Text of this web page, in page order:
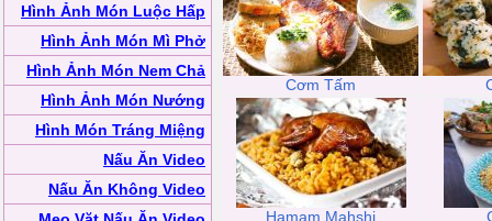
Hình Ảnh Món Luộc Hấp
Hình Ảnh Món Mì Phở
Hình Ảnh Món Nem Chả
Hình Ảnh Món Nướng
Hình Món Tráng Miệng
Nấu Ăn Video
Nấu Ăn Không Video
Cơm Tấm
Hamam Mahshi